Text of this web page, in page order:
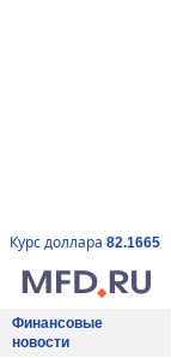
Курс доллара 82.1665
Финансовые
новости